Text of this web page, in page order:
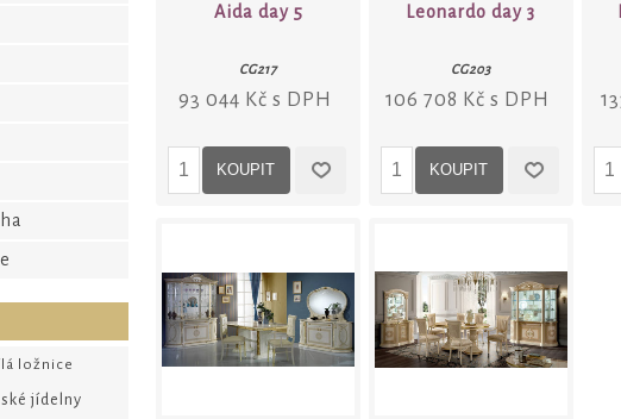
ložnice
jídelny
Aida day 5
CG217
93 044 Kč s DPH
Leonardo day 3
CG203
106 708 Kč s DPH